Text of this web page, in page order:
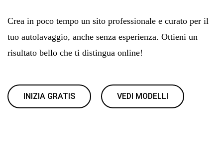
Crea in poco tempo un sito professionale e curato per il
tuo autolavaggio, anche senza esperienza. Ottieni un
risultato bello che ti distingua online!
INIZIA GRATIS VEDI MODELLI